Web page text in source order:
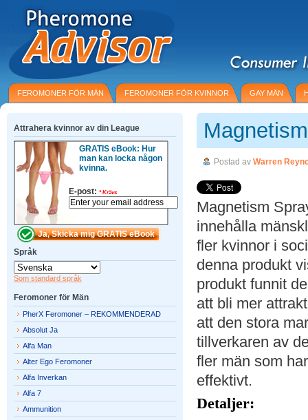
FEROMONER FÖR MÄN FEROMONER FÖR KVINNOR GAY MÄN
Postad av Warren
Magnetism
innehålla
fler kvinnor i
denna produkt
produkt funnit
att bli mer
att den stora
tillverkaren av
fler män som
effektivt.
Detaljer:
Attrahera kvinnor av din League
GRATIS eBook: Hur
man kan locka någon
kvinna.
E-post: *Krävs
Språk
Som standard språk
Feromoner för Män
PherX Feromoner – REKOMMENDERAD
Absolut Ja
Alfa Man
Alter Ego Feromoner
Alfa Inverkan
Alfa 7
Ammunition